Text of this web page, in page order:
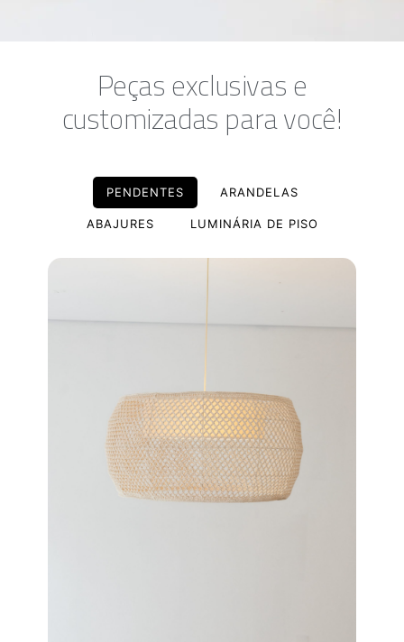
Peças exclusivas e
customizadas para você!
PENDENTES ARANDELAS
ABAJURES LUMINÁRIA DE PISO